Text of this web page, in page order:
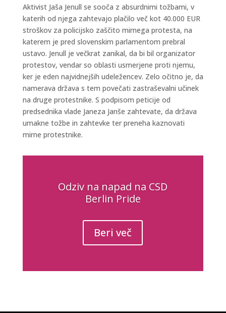
Aktivist Jaša Jenull se sooča z absurdnimi tožbami, v
katerih od njega zahtevajo plačilo več kot 40.000 EUR
stroškov za policijsko zaščito mirnega protesta, na
katerem je pred slovenskim parlamentom prebral
ustavo. Jenull je večkrat zanikal, da bi bil organizator
protestov, vendar so oblasti usmerjene proti njemu,
ker je eden najvidnejših udeležencev. Zelo očitno je, da
namerava država s tem povečati zastraševalni učinek
na druge protestnike. S podpisom peticije od
predsednika vlade Janeza Janše zahtevate, da država
umakne tožbe in zahtevke ter preneha kaznovati
mirne protestnike.
Odziv na napad na CSD
Berlin Pride
Beri več